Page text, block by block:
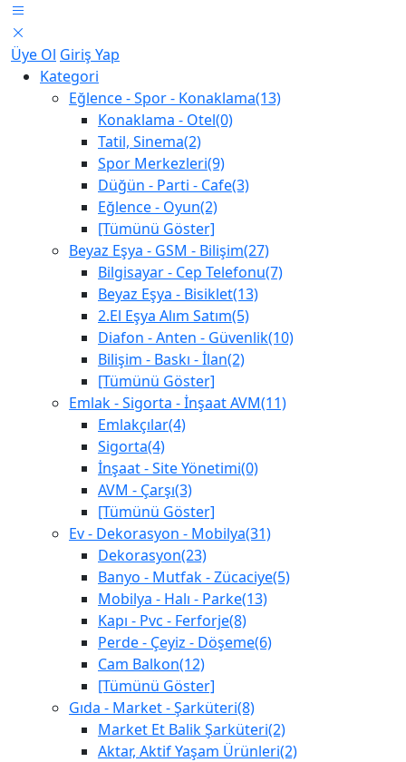
Üye Ol Giriş Yap
Kategori
Eğlence - Spor - Konaklama(13)
Konaklama - Otel(0)
Tatil, Sinema(2)
Spor Merkezleri(9)
Düğün - Parti - Cafe(3)
Eğlence - Oyun(2)
[Tümünü Göster]
Beyaz Eşya - GSM - Bilişim(27)
Bilgisayar - Cep Telefonu(7)
Beyaz Eşya - Bisiklet(13)
2.El Eşya Alım Satım(5)
Diafon - Anten - Güvenlik(10)
Bilişim - Baskı - İlan(2)
[Tümünü Göster]
Emlak - Sigorta - İnşaat AVM(11)
Emlakçılar(4)
Sigorta(4)
İnşaat - Site Yönetimi(0)
AVM - Çarşı(3)
[Tümünü Göster]
Ev - Dekorasyon - Mobilya(31)
Dekorasyon(23)
Banyo - Mutfak - Zücaciye(5)
Mobilya - Halı - Parke(13)
Kapı - Pvc - Ferforje(8)
Perde - Çeyiz - Döşeme(6)
Cam Balkon(12)
[Tümünü Göster]
Gıda - Market - Şarküteri(8)
Market Et Balik Şarküteri(2)
Aktar, Aktif Yaşam Ürünleri(2)